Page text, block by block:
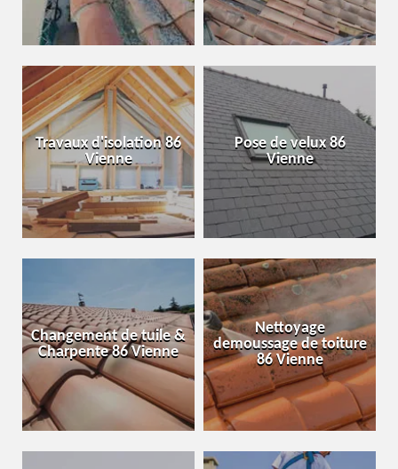
Travaux d'isolation 86
Vienne
Pose de velux 86
Vienne
Changement de tuile &
Charpente 86 Vienne
Nettoyage
demoussage de toiture
86 Vienne